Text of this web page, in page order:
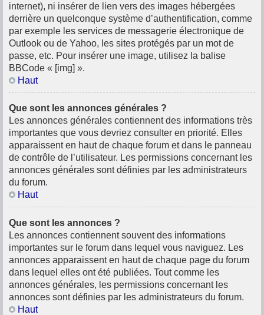
internet), ni insérer de lien vers des images hébergées
derrière un quelconque système d’authentification, comme
par exemple les services de messagerie électronique de
Outlook ou de Yahoo, les sites protégés par un mot de
passe, etc. Pour insérer une image, utilisez la balise
BBCode « [img] ».
Haut
Que sont les annonces générales ?
Les annonces générales contiennent des informations très
importantes que vous devriez consulter en priorité. Elles
apparaissent en haut de chaque forum et dans le panneau
de contrôle de l’utilisateur. Les permissions concernant les
annonces générales sont définies par les administrateurs
du forum.
Haut
Que sont les annonces ?
Les annonces contiennent souvent des informations
importantes sur le forum dans lequel vous naviguez. Les
annonces apparaissent en haut de chaque page du forum
dans lequel elles ont été publiées. Tout comme les
annonces générales, les permissions concernant les
annonces sont définies par les administrateurs du forum.
Haut